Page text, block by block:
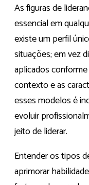
As figuras de
essencial em
existe um perfil
situações; em vez
aplicados
contexto e as
esses modelos é
evoluir
jeito de liderar.
Entender os tipos
aprimorar